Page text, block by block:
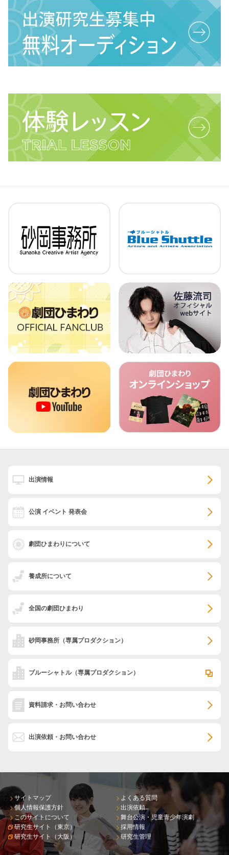
出演情報
公演 イベント 発表会
劇団ひまわりについて
養成所について
全国の劇団ひまわり
砂岡事務所 （専属プロダクション）
ブルーシャトル（専属プロダクション）
資料請求・お問い合わせ
出演依頼・お問い合わせ
サイトマップ
個人情報保護方針
このサイトについて
研究生サイト（東京）
研究生サイト（大阪）
よくある質問
出演依頼
舞台公演・児童青少年演劇
採用情報
研究生管理